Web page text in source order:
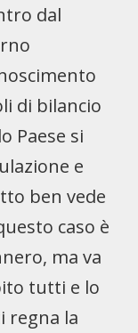
dal
di bilancio
Paese si
e
ben vede
caso è
ma va
tutti e lo
regna la